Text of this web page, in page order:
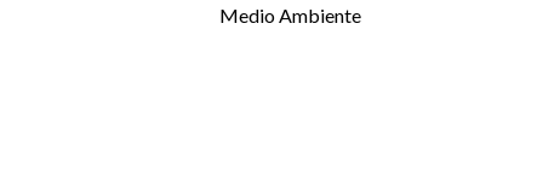
Medio Ambiente